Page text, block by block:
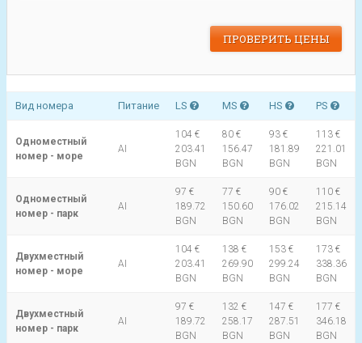
Вид номера Питание LS MS HS PS
Одноместный
номер - море
AI
104 €
203.41
BGN
80 €
156.47
BGN
93 €
181.89
BGN
113 €
221.01
BGN
Одноместный
номер - парк
AI
97 €
189.72
BGN
77 €
150.60
BGN
90 €
176.02
BGN
110 €
215.14
BGN
Двухместный
номер - море
AI
104 €
203.41
BGN
138 €
269.90
BGN
153 €
299.24
BGN
173 €
338.36
BGN
Двухместный
номер - парк
AI
97 €
189.72
BGN
132 €
258.17
BGN
147 €
287.51
BGN
177 €
346.18
BGN